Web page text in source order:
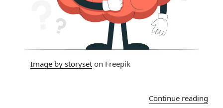
Image by storyset on Freepik
Continue reading